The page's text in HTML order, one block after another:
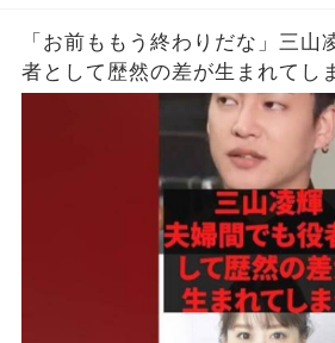
「お前ももう終わりだな」三山
者として歴然の差が生まれてし